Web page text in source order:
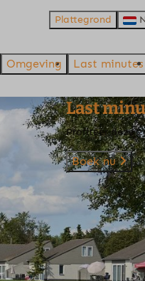
Plattegrond
Omgeving Last minutes
Last
Profiteer deze
Boek nu